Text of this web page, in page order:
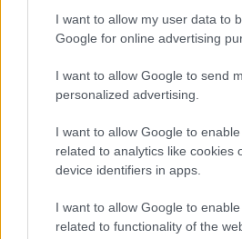
I want to allow my user data to
Google for online advertising
I want to allow Google to send
personalized advertising.
I want to allow Google to
related to analytics like cookies
device identifiers in apps.
I want to allow Google to
related to functionality of the
πρωί και θα παραμείνουν
Τρίτη 28 Ιανουαρίου 2025
ενδιαφερόμενοι θα
συμμετοχής στον γραπτό
σχεδιάζει το ΑΣΕΠ.
κάνουν απόφοιτοι
Εκπαίδευσης με
Δείτε περισσότερα